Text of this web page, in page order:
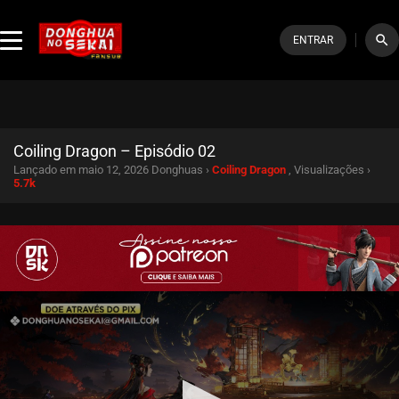
ENTRAR search
Coiling Dragon – Episódio 02
Lançado em maio 12, 2026 Donghuas › Coiling Dragon , Visualizações ›
5.7k